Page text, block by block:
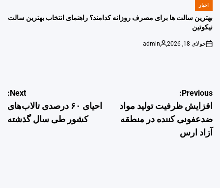
POSTED
اخبار
بهترین سالت ها برای مصرف روزانه کدامند؟ راهنمای انتخاب بهترین سالت
نیکوتین
on
جولای 18, 2026
Posted
admin
راهبری
نوشته
Previous:
افزایش ظرفیت تولید مواد
ضدعفونی کننده در منطقه
آزاد ارس
Next:
احیای ۶۰ درصدی تالاب‌های
کشور طی سال گذشته